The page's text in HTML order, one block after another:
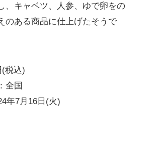
、キャベツ、人参、ゆで卵をの
のある商品に仕上げたそうで
(税込)
全国
年7月16日(火)